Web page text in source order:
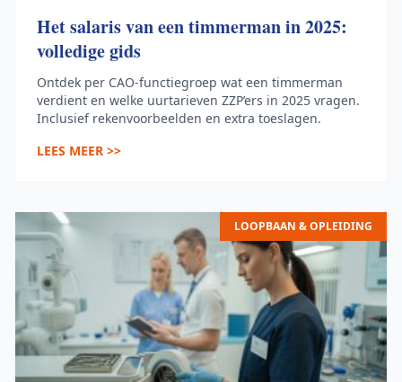
Het salaris van een timmerman in 2025:
volledige gids
Ontdek per CAO-functiegroep wat een timmerman
verdient en welke uurtarieven ZZP’ers in 2025 vragen.
Inclusief rekenvoorbeelden en extra toeslagen.
LEES MEER >>
LOOPBAAN & OPLEIDING